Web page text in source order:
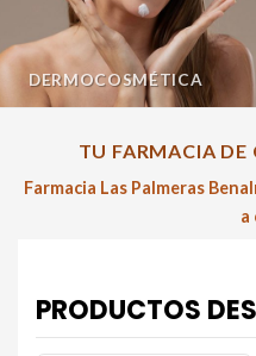
DERMOCOSMÉTICA
TU FARMACIA
Farmacia Las Palmeras
a